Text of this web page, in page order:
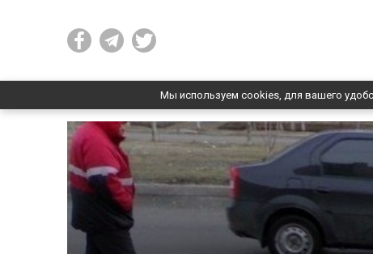
Мы используем cookies, для вашего